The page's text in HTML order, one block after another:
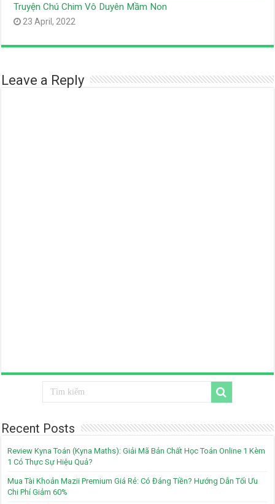
Truyện Chú Chim Vô Duyên Mầm Non
23 April, 2022
Leave a Reply
Recent Posts
Review Kyna Toán (Kyna Maths): Giải Mã Bản Chất Học Toán Online 1 Kèm
1 Có Thực Sự Hiệu Quả?
Mua Tài Khoản Mazii Premium Giá Rẻ: Có Đáng Tiền? Hướng Dẫn Tối Ưu
Chi Phí Giảm 60%